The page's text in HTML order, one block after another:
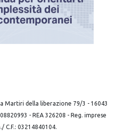
Martiri della liberazione 79/3 - 16043
- REA 326208 - Reg. imprese
C.F.: 03214840104.